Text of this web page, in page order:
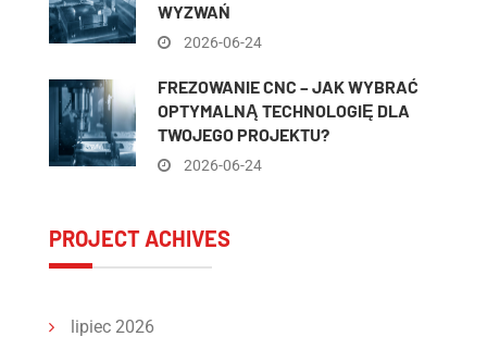
WYZWAŃ
2026-06-24
FREZOWANIE CNC – JAK WYBRAĆ
OPTYMALNĄ TECHNOLOGIĘ DLA
TWOJEGO PROJEKTU?
2026-06-24
PROJECT ACHIVES
lipiec 2026